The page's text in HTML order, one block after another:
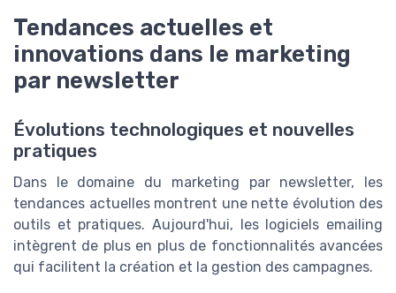
Tendances actuelles et
innovations dans le marketing
par newsletter
Évolutions technologiques et nouvelles
pratiques
Dans le domaine du marketing par newsletter, les
tendances actuelles montrent une nette évolution des
outils et pratiques. Aujourd'hui, les logiciels emailing
intègrent de plus en plus de fonctionnalités avancées
qui facilitent la création et la gestion des campagnes.